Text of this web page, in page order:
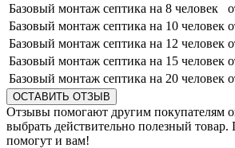
Базовый монтаж септика на 8 человек
Базовый монтаж септика на 10 человек
Базовый монтаж септика на 12 человек
Базовый монтаж септика на 15 человек
Базовый монтаж септика на 20 человек
ОСТАВИТЬ ОТЗЫВ
Отзывы помогают другим покупателям
выбрать действительно полезный
помогут и вам!